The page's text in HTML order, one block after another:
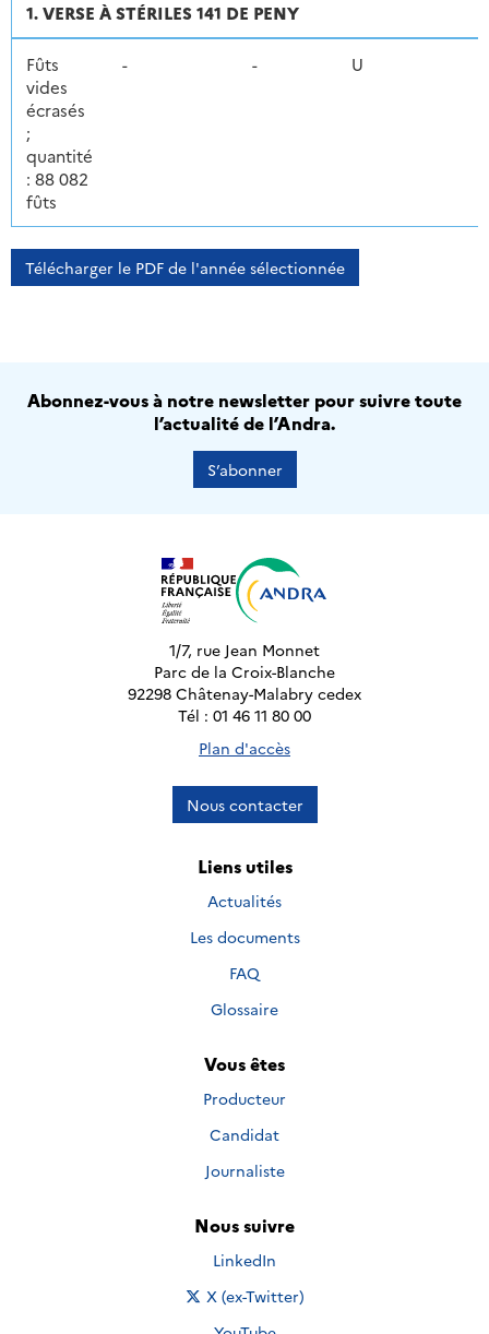
1. VERSE À STÉRILES 141 DE PENY
Fûts
vides
écrasés
;
quantité
: 88 082
fûts
- - U
Télécharger le PDF de l'année sélectionnée
Abonnez-vous à notre newsletter pour suivre toute
l’actualité de l’Andra.
S’abonner
1/7, rue Jean Monnet
Parc de la Croix-Blanche
92298 Châtenay-Malabry cedex
Tél : 01 46 11 80 00
Plan d'accès
Nous contacter
Liens utiles
Actualités
Les documents
FAQ
Glossaire
Vous êtes
Producteur
Candidat
Journaliste
Nous suivre
Nous suivre sur
LinkedIn
Nous suivre sur
X (ex-Twitter)